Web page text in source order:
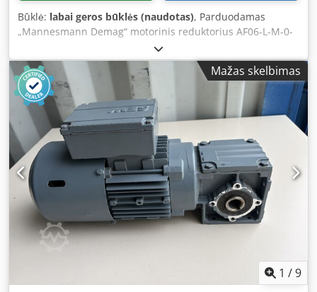
Būklė: labai geros būklės (naudotas), Parduodamas
„Mannesmann Demag“ motorinis reduktorius AF06-L-M-0-
145-1 su trifaze „Demag ZBA90 A4 B020“ varikliu. Įrenginys
yra visiškai veikmingas, patikrintas ir paruoštas naudoti.
Vizualiai geros būklės, matomi normalūs naudojimo
pėdsakai. Pastabos: * Viena montavimo ausis buvo
apkarpyta – tai nedaro įtakos įrenginio veikimui ar
teisingam motorinio reduktoriaus montavimui. * Ant
variklio plastikinio dangtelio yra nedidelis įtrūkimas, kuris
nedaro įtakos įrenginio veikimui. Techniniai duomenys: *
Gamintojas: „Mannesmann Demag AG“ * Reduktoriaus
modelis: AF06-L-M-0-145-1 * Variklio modelis: „Demag
ZBA90 A4 B020“ * Galia: 1,1 kW * Maitinimas: 3×400 V AC,
50 Hz * Stabdžio įtampa: 180 V DC * Nominali srovė: 2,80 A
* Variklio sukimosi greitis: 1400 aps./min. * Išėjimo greitis:
apie 23 aps./min. * Perdavimo skaičius: i = 60,1 * Stabdžio
Apsaugos klasė: IP54 * Izoliacijos klasė: F * Svoris: 21,2 kg
Mažas skelbimas
1 /9